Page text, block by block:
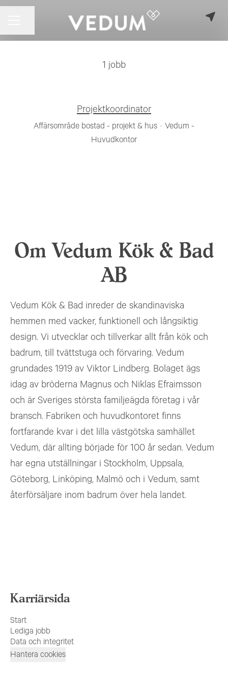
1 jobb
Projektkoordinator
Affärsområde bostad - projekt & hus · Vedum -
Huvudkontor
Om Vedum Kök & Bad
AB
Vedum Kök & Bad inreder de skandinaviska
hemmen med vacker, funktionell och långsiktig
design. Vi utvecklar och tillverkar allt från kök och
badrum, till tvättstuga och förvaring. Vedum
grundades 1919 av Viktor Lindberg. Bolaget ägs
idag av bröderna Magnus och Niklas Efraimsson
och är Sveriges största familjeägda företag i vår
bransch. Fabriken och huvudkontoret finns
fortfarande kvar i det lilla västgötska samhället
Vedum, där allting började för 100 år sedan. Vedum
har egna utställningar i Stockholm, Uppsala,
Göteborg, Linköping, Malmö och i Vedum, samt
återförsäljare inom badrum över hela landet.
Karriärsida
Start
Lediga jobb
Data och integritet
Hantera cookies